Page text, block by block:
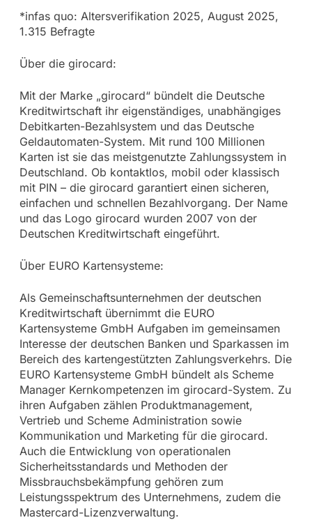
*infas quo: Altersverifikation 2025, August 2025,
1.315 Befragte
Über die girocard:
Mit der Marke „girocard“ bündelt die Deutsche
Kreditwirtschaft ihr eigenständiges, unabhängiges
Debitkarten-Bezahlsystem und das Deutsche
Geldautomaten-System. Mit rund 100 Millionen
Karten ist sie das meistgenutzte Zahlungssystem in
Deutschland. Ob kontaktlos, mobil oder klassisch
mit PIN – die girocard garantiert einen sicheren,
einfachen und schnellen Bezahlvorgang. Der Name
und das Logo girocard wurden 2007 von der
Deutschen Kreditwirtschaft eingeführt.
Über EURO Kartensysteme:
Als Gemeinschaftsunternehmen der deutschen
Kreditwirtschaft übernimmt die EURO
Kartensysteme GmbH Aufgaben im gemeinsamen
Interesse der deutschen Banken und Sparkassen im
Bereich des kartengestützten Zahlungsverkehrs. Die
EURO Kartensysteme GmbH bündelt als Scheme
Manager Kernkompetenzen im girocard-System. Zu
ihren Aufgaben zählen Produktmanagement,
Vertrieb und Scheme Administration sowie
Kommunikation und Marketing für die girocard.
Auch die Entwicklung von operationalen
Sicherheitsstandards und Methoden der
Missbrauchsbekämpfung gehören zum
Leistungsspektrum des Unternehmens, zudem die
Mastercard-Lizenzverwaltung.